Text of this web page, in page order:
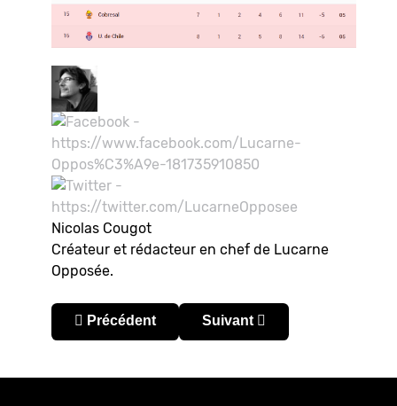
Nicolas Cougot
Créateur et rédacteur en chef de Lucarne
Opposée.
Article précédent : Chili – Primera División 2019
Précédent Article suivant : Chili –
Suivant